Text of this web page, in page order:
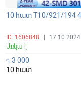
ID: 1606848 17.10.2024
Առկա է
֏ 3 000
10 հատ